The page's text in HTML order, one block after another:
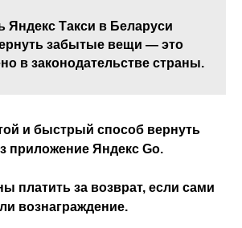
Яндекс Такси в Беларуси
забытые вещи — это
в законодательстве страны.
и быстрый способ вернуть
приложение Яндекс Go.
платить за возврат, если сами
вознаграждение.